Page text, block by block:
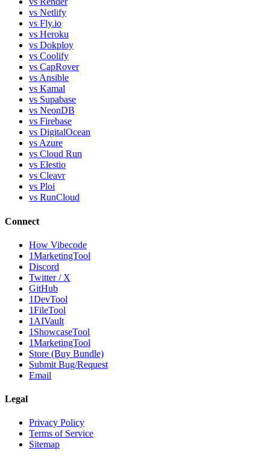
vs Netlify
vs Fly.io
vs Heroku
vs Dokploy
vs Coolify
vs CapRover
vs Ansible
vs Kamal
vs Supabase
vs NeonDB
vs Firebase
vs DigitalOcean
vs Azure
vs Cloud Run
vs Elestio
vs Cleavr
vs Ploi
vs RunCloud
Connect
How Vibecode
1MarketingTool
Discord
Twitter / X
GitHub
1DevTool
1FileTool
1AIVault
1ShowcaseTool
1MarketingTool
Store (Buy Bundle)
Submit Bug/Request
Email
Legal
Privacy Policy
Terms of Service
Sitemap